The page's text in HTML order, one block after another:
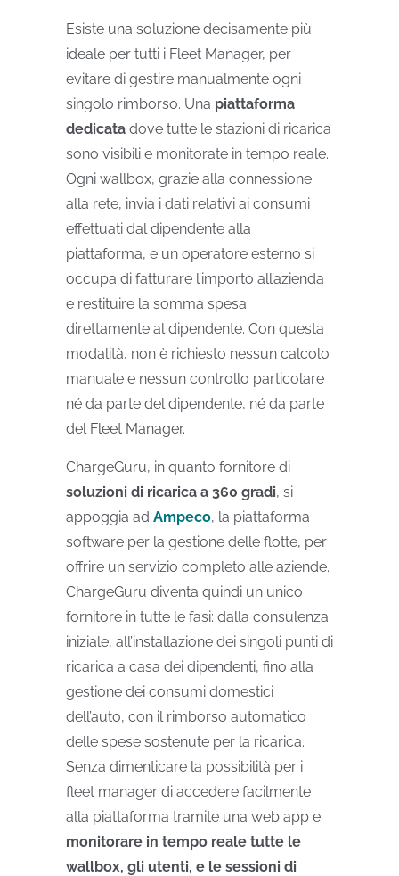
Esiste una soluzione decisamente più
ideale per tutti i Fleet Manager, per
evitare di gestire manualmente ogni
singolo rimborso. Una piattaforma
dedicata dove tutte le stazioni di ricarica
sono visibili e monitorate in tempo reale.
Ogni wallbox, grazie alla connessione
alla rete, invia i dati relativi ai consumi
effettuati dal dipendente alla
piattaforma, e un operatore esterno si
occupa di fatturare l’importo all’azienda
e restituire la somma spesa
direttamente al dipendente. Con questa
modalità, non è richiesto nessun calcolo
manuale e nessun controllo particolare
né da parte del dipendente, né da parte
del Fleet Manager.
ChargeGuru, in quanto fornitore di
soluzioni di ricarica a 360 gradi, si
appoggia ad Ampeco, la piattaforma
software per la gestione delle flotte, per
offrire un servizio completo alle aziende.
ChargeGuru diventa quindi un unico
fornitore in tutte le fasi: dalla consulenza
iniziale, all’installazione dei singoli punti di
ricarica a casa dei dipendenti, fino alla
gestione dei consumi domestici
dell’auto, con il rimborso automatico
delle spese sostenute per la ricarica.
Senza dimenticare la possibilità per i
fleet manager di accedere facilmente
alla piattaforma tramite una web app e
monitorare in tempo reale tutte le
wallbox, gli utenti, e le sessioni di